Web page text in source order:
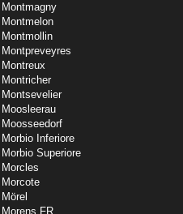
Montmagny
Montmelon
Montmollin
Montpreveyres
Montreux
Montricher
Montsevelier
Moosleerau
Moosseedorf
Morbio Inferiore
Morbio Superiore
Morcles
Morcote
Mörel
Morens FR